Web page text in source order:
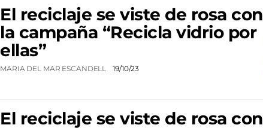
El reciclaje se viste de rosa con
la campaña “Recicla vidrio por
ellas”
MARIA DEL MAR ESCANDELL 19/10/23
El reciclaje se viste de rosa con